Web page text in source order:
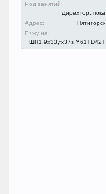
Род занятий:
Дирехтор..пока
Адрес:
Пятигорск
Езжу на:
ШН1.9x33,fx37s,Y61TD42T